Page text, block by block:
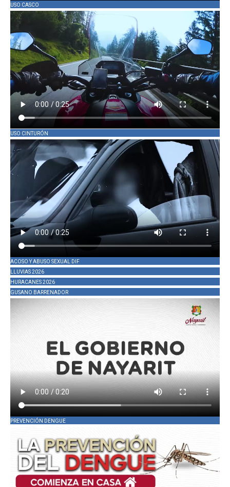
USO CASCO
USO CINTURÓN
ACOSO Y ABUSO SEXUAL DIF
LLUVIAS 2026
HURACANES 2026
GUSANO BARRENADOR
PREVENCIÓN DENGUE